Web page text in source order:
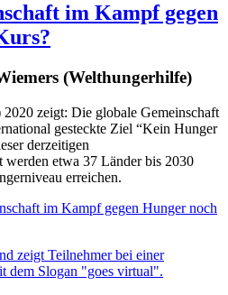
im Kampf gegen
(Welthungerhilfe)
zeigt: Die globale Gemeinschaft
gesteckte Ziel “Kein Hunger
derzeitigen
etwa 37 Länder bis 2030
erreichen.
im Kampf gegen Hunger noch